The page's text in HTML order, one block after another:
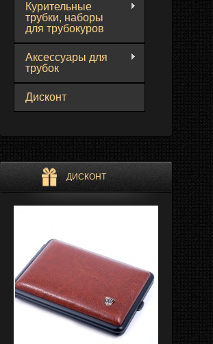
Курительные
трубки, наборы
для трубокуров
Аксессуары для
трубок
Дисконт
ДИСКОНТ